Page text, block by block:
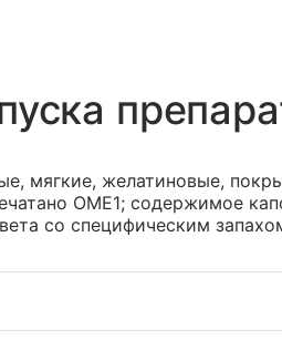
мягкие, желатиновые,
ОМЕ1; содержимое
со специфическим